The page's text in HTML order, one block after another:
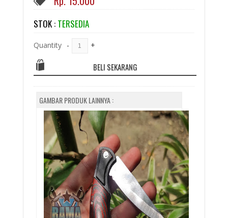
STOK : TERSEDIA
Quantity - +
BELI SEKARANG
GAMBAR PRODUK LAINNYA :